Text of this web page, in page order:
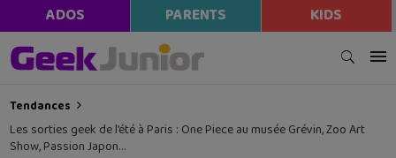
ADOS PARENTS KIDS
Tendances
Les sorties geek de l’été à Paris : One Piece au musée Grévin, Zoo Art
Show, Passion Japon…